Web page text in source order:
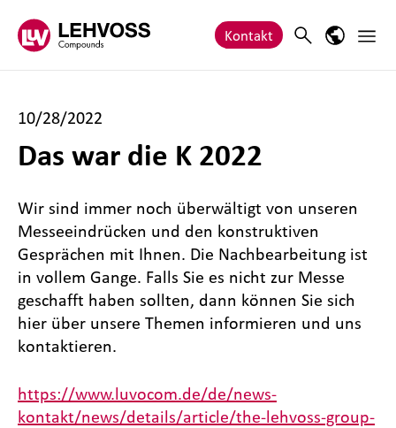
Kontakt SearchSprach-
10/28/2022
Das war die K 2022
Wir sind immer noch überwältigt von unseren
Messeeindrücken und den konstruktiven
Gesprächen mit Ihnen. Die Nachbearbeitung ist
in vollem Gange. Falls Sie es nicht zur Messe
geschafft haben sollten, dann können Sie sich
hier über unsere Themen informieren und uns
kontaktieren.
https://www.luvocom.de/de/news-
kontakt/news/details/article/the-lehvoss-group-